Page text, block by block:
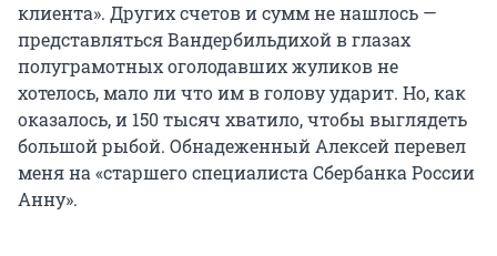
клиента». Других счетов и сумм не нашлось —
представляться Вандербильдихой в глазах
полуграмотных оголодавших жуликов не
хотелось, мало ли что им в голову ударит. Но, как
оказалось, и 150 тысяч хватило, чтобы выглядеть
большой рыбой. Обнадеженный Алексей перевел
меня на «старшего специалиста Сбербанка России
Анну».